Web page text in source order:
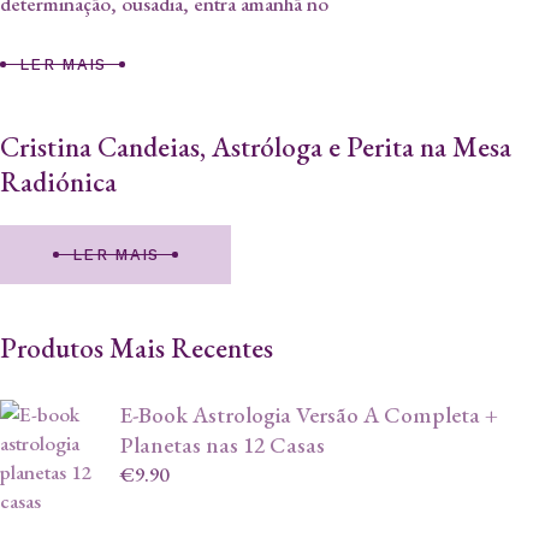
LER MAIS
Cristina Candeias, Astróloga e Perita na Mesa
Radiónica
LER MAIS
Produtos Mais Recentes
E-Book Astrologia Versão A Completa +
Planetas nas 12 Casas
€9.90